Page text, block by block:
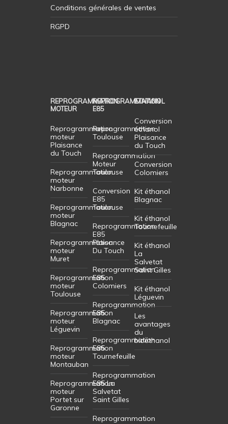
Conditions générales de ventes
RGPD
REPROGRAMMATION
MOTEUR
Reprogrammation
moteur
Plaisance
du Touch
Reprogrammation
moteur
Narbonne
Reprogrammation
moteur
Blagnac
Reprogrammation
moteur
Muret
Reprogrammation
moteur
Toulouse
Reprogrammation
moteur
Léguevin
Reprogrammation
moteur
Montauban
Reprogrammation
moteur
Portet sur
Garonne
REPROGRAMMATION
E85
Reprogrammation
Toulouse
Reprogrammation
Moteur
Toulouse
Conversion
E85
Toulouse
Reprogrammation
E85
Plaisance
Du Touch
Reprogrammation
E85
Colomiers
Reprogrammation
E85
Blagnac
Reprogrammation
E85
Tournefeuille
Reprogrammation
E85 La
Salvetat
Saint Gilles
Reprogrammation
ETHANOL
Conversion
éthanol
Plaisance
du Touch
Conversion
Colomiers
Kit éthanol
Blagnac
Kit éthanol
Tournefeuille
Kit éthanol
La
Salvetat
Saint Gilles
Kit éthanol
Léguevin
Les
avantages
du
bioéthanol